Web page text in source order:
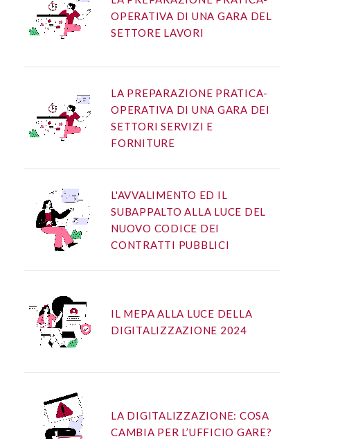
OPERATIVA DI UNA GARA DEL
SETTORE LAVORI
LA PREPARAZIONE PRATICA-
OPERATIVA DI UNA GARA DEI
SETTORI SERVIZI E
FORNITURE
L'AVVALIMENTO ED IL
SUBAPPALTO ALLA LUCE DEL
NUOVO CODICE DEI
CONTRATTI PUBBLICI
IL MEPA ALLA LUCE DELLA
DIGITALIZZAZIONE 2024
LA DIGITALIZZAZIONE: COSA
CAMBIA PER L’UFFICIO GARE?